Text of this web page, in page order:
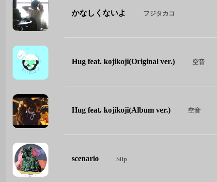
かなしくないよ フジタカコ
Hug feat. kojikoji(Original ver.) 空音
Hug feat. kojikoji(Album ver.) 空音
scenario Siip